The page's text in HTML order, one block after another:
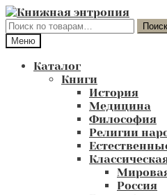
Перейти
к
навигации
Перейти
к
содержимому
Искать:
Поиск
Меню
Каталог
Книги
История
Медицина
Философия
Религии
Россия